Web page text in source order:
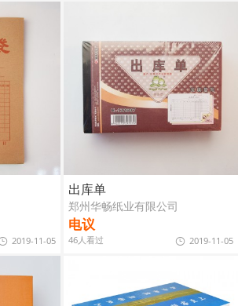
2019-11-05
出库单
郑州华畅纸业有限公司
电议
46人看过 2019-11-05